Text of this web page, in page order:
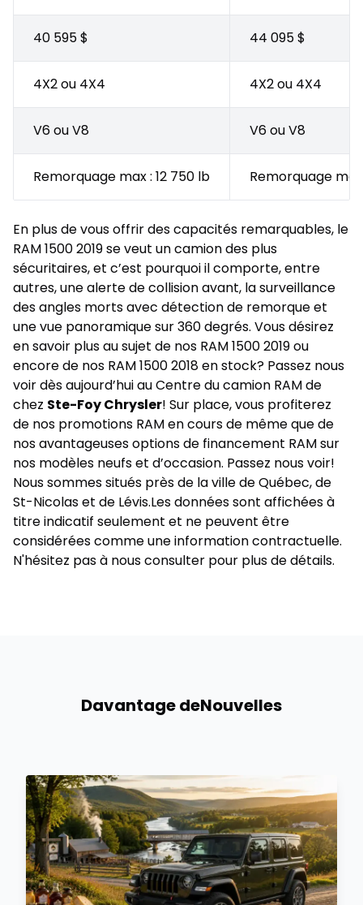
40 595 $ 44 095 $
4X2 ou 4X4 4X2 ou 4X4
V6 ou V8 V6 ou V8
Remorquage max : 12 750 lb Remorquage
En plus de vous offrir des capacités remarquables, le
RAM 1500 2019 se veut un camion des plus
sécuritaires, et c’est pourquoi il comporte, entre
autres, une alerte de collision avant, la surveillance
des angles morts avec détection de remorque et
une vue panoramique sur 360 degrés. Vous désirez
en savoir plus au sujet de nos RAM 1500 2019ou
encore de nos RAM 1500 2018en stock? Passez nous
voir dès aujourd’hui auCentre du camion RAMde
chez Ste-Foy Chrysler! Sur place, vous profiterez
de nos promotions RAMen cours de même que de
nos avantageuses options de financement RAMsur
nos modèles neufset d’occasion. Passez nous voir!
Nous sommes situés près de la ville de Québec, de
St-Nicolas et de Lévis.Les données sont affichées à
titre indicatif seulement et ne peuvent être
considérées comme une information contractuelle.
N'hésitez pas à nous consulter pour plus de détails.
Davantage deNouvelles